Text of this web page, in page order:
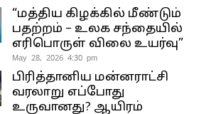
“மத்திய கிழக்கில் மீண்டும்
பதற்றம் – உலக சந்தையில்
எரிபொருள் விலை உயர்வு”
May 28, 2026 4:30 pm
பிரித்தானிய மன்னராட்சி
வரலாறு எப்போது
உருவானது? ஆயிரம்